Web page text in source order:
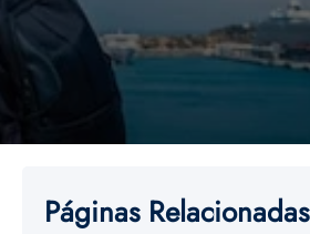
Páginas Relacionadas